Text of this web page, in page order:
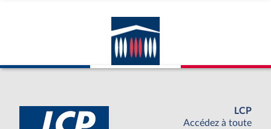
LCP
Accédez à toute